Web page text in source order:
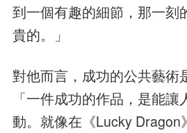
到一個有趣的細節，那一刻
貴的。」
對他而言，成功的公共藝術
「一件成功的作品，是能
動。就像在《Lucky Dragon